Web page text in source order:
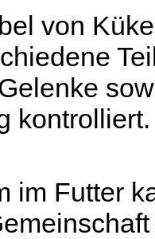
von
kontrolliert.
im Futter